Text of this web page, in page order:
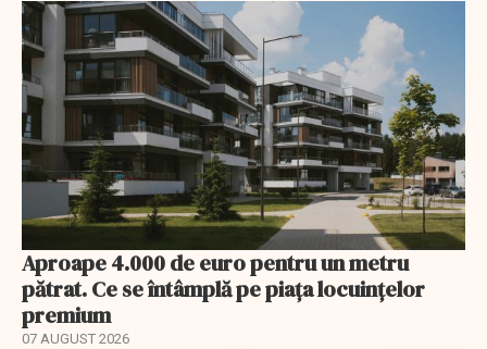
Aproape 4.000 de euro pentru un metru
pătrat. Ce se întâmplă pe piața locuințelor
premium
07 AUGUST 2026